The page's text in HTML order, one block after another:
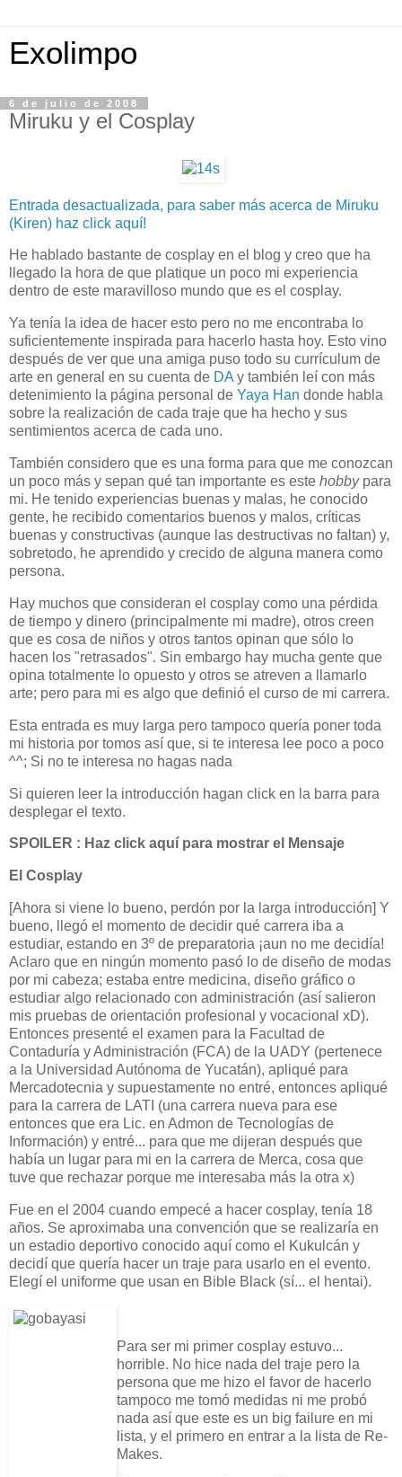
Exolimpo
6 de julio de 2008
Miruku y el Cosplay
Entrada desactualizada, para saber más acerca de Miruku
(Kiren) haz click aquí!
He hablado bastante de cosplay en el blog y creo que ha
llegado la hora de que platique un poco mi experiencia
dentro de este maravilloso mundo que es el cosplay.
Ya tenía la idea de hacer esto pero no me encontraba lo
suficientemente inspirada para hacerlo hasta hoy. Esto vino
después de ver que una amiga puso todo su currículum de
arte en general en su cuenta de DA y también leí con más
detenimiento la página personal de Yaya Han donde habla
sobre la realización de cada traje que ha hecho y sus
sentimientos acerca de cada uno.
También considero que es una forma para que me conozcan
un poco más y sepan qué tan importante es este hobbypara
mi. He tenido experiencias buenas y malas, he conocido
gente, he recibido comentarios buenos y malos, críticas
buenas y constructivas (aunque las destructivas no faltan) y,
sobretodo, he aprendido y crecido de alguna manera como
persona.
Hay muchos que consideran el cosplay como una pérdida
de tiempo y dinero (principalmente mi madre), otros creen
que es cosa de niños y otros tantos opinan que sólo lo
hacen los "retrasados". Sin embargo hay mucha gente que
opina totalmente lo opuesto y otros se atreven a llamarlo
arte; pero para mi es algo que definió el curso de mi carrera.
Esta entrada es muy larga pero tampoco quería poner toda
mi historia por tomos así que, si te interesa lee poco a poco
^^; Si no te interesa no hagas nada
Si quieren leer la introducción hagan click en la barra para
desplegar el texto.
SPOILER : Haz click aquí para mostrar el Mensaje
El Cosplay
[Ahora si viene lo bueno, perdón por la larga introducción] Y
bueno, llegó el momento de decidir qué carrera iba a
estudiar, estando en 3º de preparatoria ¡aun no me decidía!
Aclaro que en ningún momento pasó lo de diseño de modas
por mi cabeza; estaba entre medicina, diseño gráfico o
estudiar algo relacionado con administración (así salieron
mis pruebas de orientación profesional y vocacional xD).
Entonces presenté el examen para la Facultad de
Contaduría y Administración (FCA) de la UADY (pertenece
a la Universidad Autónoma de Yucatán), apliqué para
Mercadotecnia y supuestamente no entré, entonces apliqué
para la carrera de LATI (una carrera nueva para ese
entonces que era Lic. en Admon de Tecnologías de
Información) y entré... para que me dijeran después que
había un lugar para mi en la carrera de Merca, cosa que
tuve que rechazar porque me interesaba más la otra x)
Fue en el 2004 cuando empecé a hacer cosplay, tenía 18
años. Se aproximaba una convención que se realizaría en
un estadio deportivo conocido aquí como el Kukulcán y
decidí que quería hacer un traje para usarlo en el evento.
Elegí el uniforme que usan en Bible Black (sí... el hentai).
Para ser mi primer cosplay estuvo...
horrible. No hice nada del traje pero la
persona que me hizo el favor de hacerlo
tampoco me tomó medidas ni me probó
nada así que este es un big failure en mi
lista, y el primero en entrar a la lista de Re-
Makes.